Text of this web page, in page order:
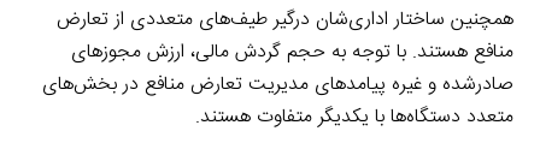
همچنین ساختار اداری‌شان درگیر طیف‌های متعددی از تعارض
منافع هستند. با توجه به حجم گردش مالی، ارزش مجوزهای
صادرشده و غیره پیامدهای مدیریت تعارض منافع در بخش‌های
متعدد دستگاه‌ها با یکدیگر متفاوت هستند.